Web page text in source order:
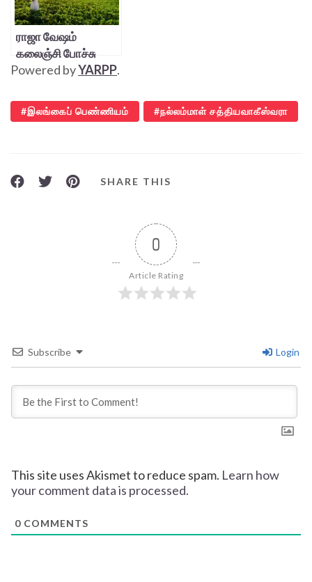
ராஜா வேஷம்
கலைஞ்சி போச்சு
டும்… டும்… டும்…
Powered byYARPP.
இலங்கைப் பெண்ணியம் நல்லம்மாள் சத்தியவாகீஸ்வரா
SHARE THIS
0
Article Rating
Subscribe Login
This site uses Akismet to reduce spam. Learn how
your comment data is processed.
0 COMMENTS